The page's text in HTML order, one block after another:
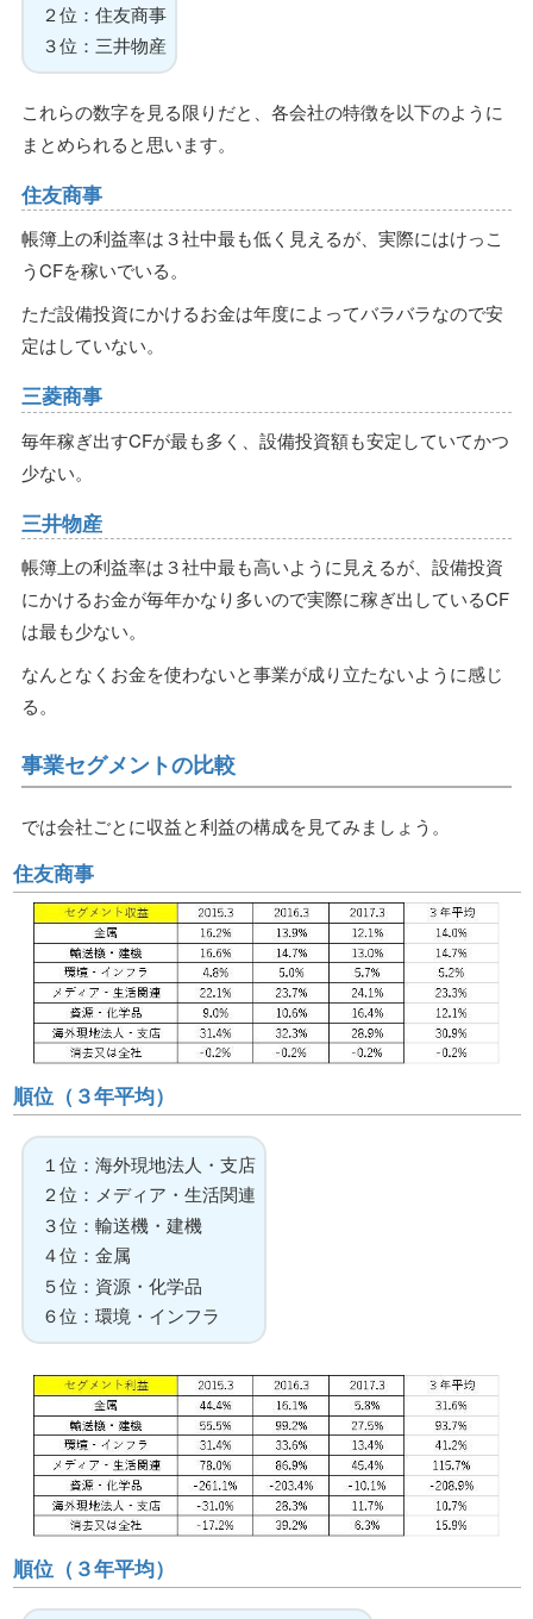
２位：住友商事
３位：三井物産
これらの数字を見る限りだと、各会社の特徴を以下のように
まとめられると思います。
住友商事
帳簿上の利益率は３社中最も低く見えるが、実際にはけっこ
うCFを稼いでいる。
ただ設備投資にかけるお金は年度によってバラバラなので安
定はしていない。
三菱商事
毎年稼ぎ出すCFが最も多く、設備投資額も安定していてかつ
少ない。
三井物産
帳簿上の利益率は３社中最も高いように見えるが、設備投資
にかけるお金が毎年かなり多いので実際に稼ぎ出しているCF
は最も少ない。
なんとなくお金を使わないと事業が成り立たないように感じ
る。
事業セグメントの比較
では会社ごとに収益と利益の構成を見てみましょう。
住友商事
順位（３年平均）
１位：海外現地法人・支店
２位：メディア・生活関連
３位：輸送機・建機
４位：金属
５位：資源・化学品
６位：環境・インフラ
順位（３年平均）